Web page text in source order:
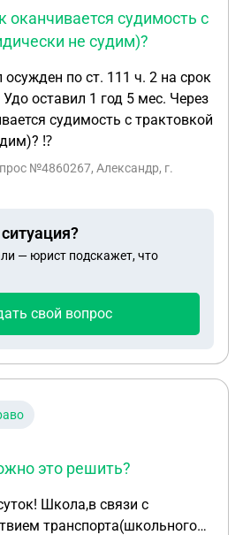
оканчивается судимость с
не судим)?
по ст. 111 ч. 2 на срок
оставил 1 год 5 мес. Через
судимость с трактовкой
⁉️
№4860267, Александр, г.
— юрист подскажет, что
свой вопрос
это решить?
Школа,в связи с
транспорта(школьного